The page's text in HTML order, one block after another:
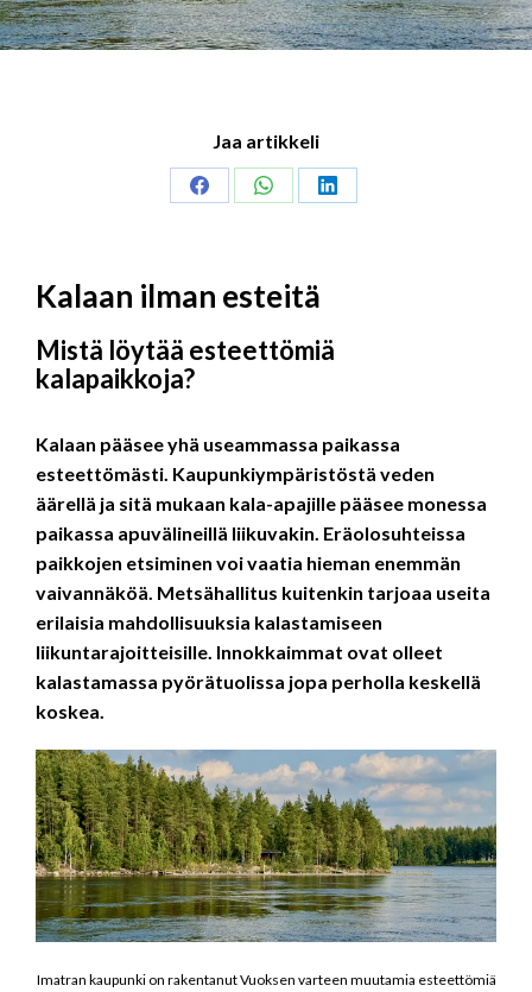
Jaa artikkeli
Share
Share
Share
Kalaan ilman esteitä
Mistä löytää esteettömiä
kalapaikkoja?
Kalaan pääsee yhä useammassa paikassa
esteettömästi. Kaupunkiympäristöstä veden
äärellä ja sitä mukaan kala-apajille pääsee monessa
paikassa apuvälineillä liikuvakin. Eräolosuhteissa
paikkojen etsiminen voi vaatia hieman enemmän
vaivannäköä. Metsähallitus kuitenkin tarjoaa useita
erilaisia mahdollisuuksia kalastamiseen
liikuntarajoitteisille. Innokkaimmat ovat olleet
kalastamassa pyörätuolissa jopa perholla keskellä
koskea.
Imatran kaupunki on rakentanut Vuoksen varteen muutamia esteettömiä